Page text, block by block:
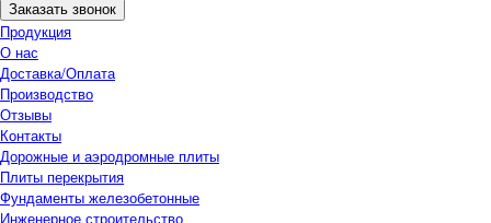
Заказать звонок
Продукция
О нас
Доставка/Оплата
Производство
Отзывы
Контакты
Дорожные и аэродромные плиты
Плиты перекрытия
Фундаменты железобетонные
Инженерное строительство